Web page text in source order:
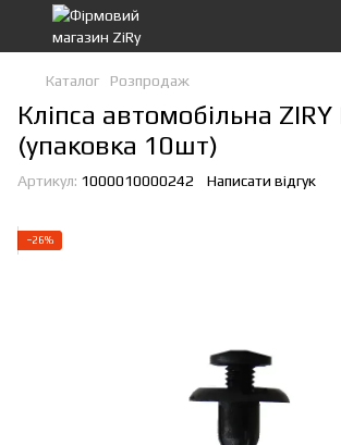
Каталог Розпродаж
Кліпса автомобільна
(упаковка 10шт)
Артикул: 1000010000242 Написати відгук
−26%